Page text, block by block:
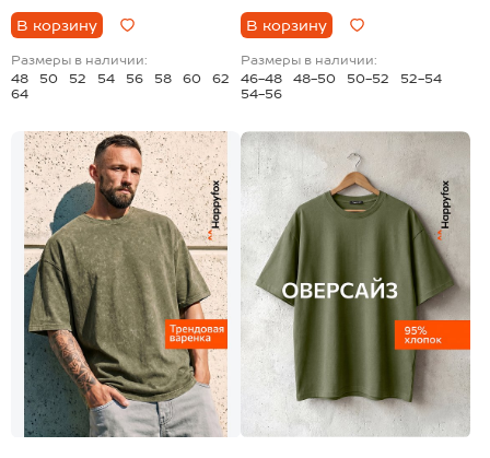
В корзину
Размеры в наличии:
48
50 52 54 56 58 60
62
64
В корзину
Размеры в наличии:
46-48
48-50 50-52
52-54
54-56